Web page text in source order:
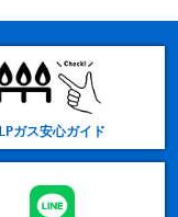
LPガス安心ガイド